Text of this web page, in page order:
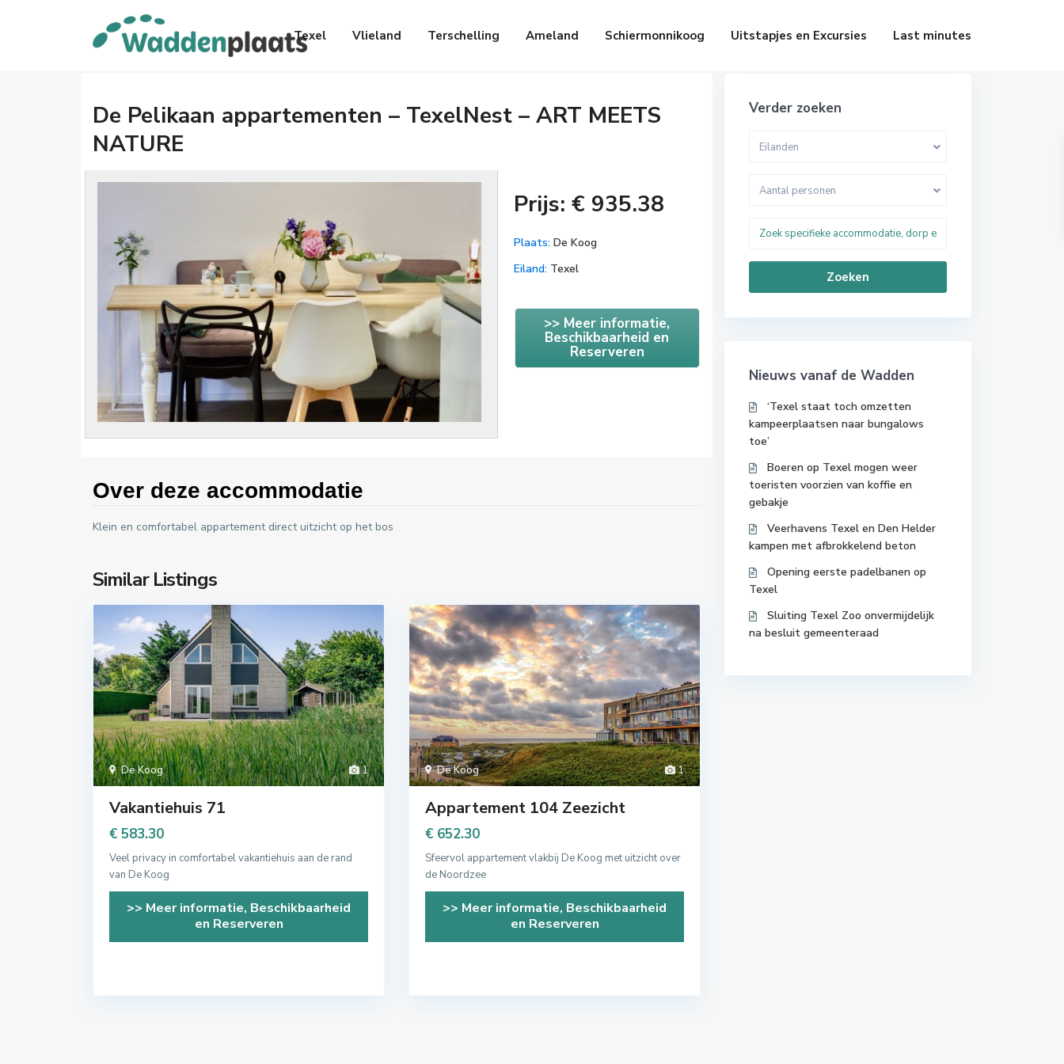
Texel Vlieland Terschelling Ameland Schiermonnikoog Uitstapjes en Excursies Last minutes
De Pelikaan appartementen – TexelNest – ART MEETS
NATURE
Prijs: € 935.38
Plaats: De Koog
Eiland: Texel
>> Meer informatie,
Beschikbaarheid en
Reserveren
Over deze accommodatie
Klein en comfortabel appartement direct uitzicht op het bos
Similar Listings
1
De Koog
Vakantiehuis 71
€ 583.30
Veel privacy in comfortabel vakantiehuis aan de rand
van De Koog
>> Meer informatie, Beschikbaarheid
en Reserveren
1
De Koog
Appartement 104 Zeezicht
€ 652.30
Sfeervol appartement vlakbij De Koog met uitzicht over
de Noordzee
>> Meer informatie, Beschikbaarheid
en Reserveren
Verder zoeken
Eilanden
Aantal personen
Zoeken
Nieuws vanaf de Wadden
‘Texel staat toch omzetten
kampeerplaatsen naar bungalows
toe’
Boeren op Texel mogen weer
toeristen voorzien van koffie en
gebakje
Veerhavens Texel en Den Helder
kampen met afbrokkelend beton
Opening eerste padelbanen op
Texel
Sluiting Texel Zoo onvermijdelijk
na besluit gemeenteraad